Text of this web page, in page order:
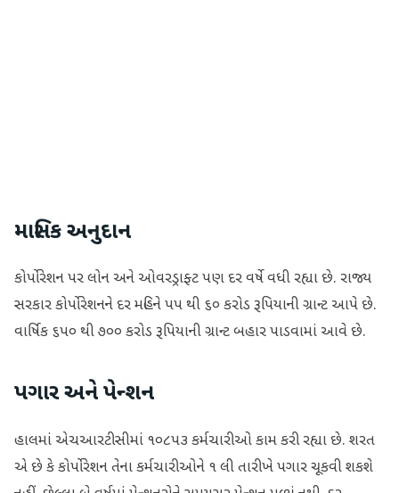
માસિક અનુદાન
કોર્પોરેશન પર લોન અને ઓવરડ્રાફ્ટ પણ દર વર્ષે વધી રહ્યા છે. રાજ્ય
સરકાર કોર્પોરેશનને દર મહિને ૫૫ થી ૬૦ કરોડ રૂપિયાની ગ્રાન્ટ આપે છે.
વાર્ષિક ૬૫૦ થી ૭૦૦ કરોડ રૂપિયાની ગ્રાન્ટ બહાર પાડવામાં આવે છે.
પગાર અને પેન્શન
હાલમાં એચઆરટીસીમાં ૧૦૮૫૩ કર્મચારીઓ કામ કરી રહ્યા છે. શરત
એ છે કે કોર્પોરેશન તેના કર્મચારીઓને ૧ લી તારીખે પગાર ચૂકવી શકશે